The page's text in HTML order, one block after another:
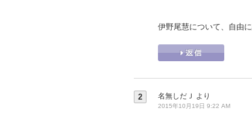
伊野尾慧について、自由
2 名無しだＪ より
2015年10月19日 9:22 AM